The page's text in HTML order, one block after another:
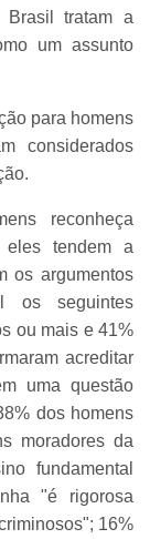
tratam a
um assunto
para homens
considerados
reconheça
eles tendem a
os argumentos
os seguintes
ou mais e 41%
acreditar
uma questão
dos homens
moradores da
fundamental
"é rigorosa
16%